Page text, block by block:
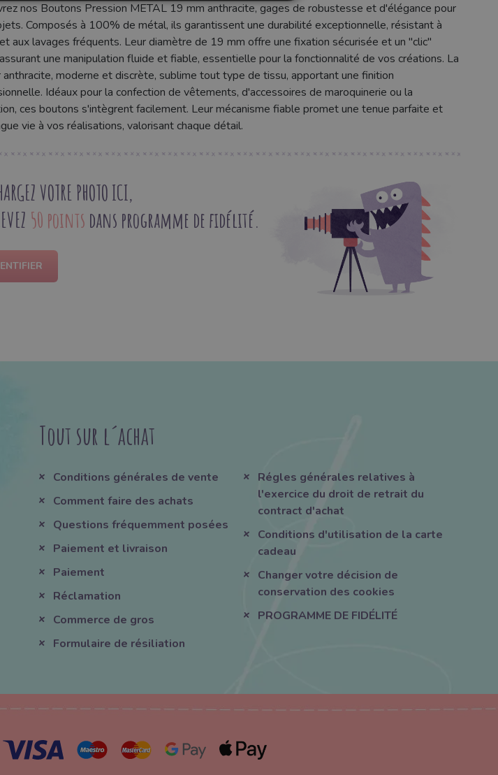
nos Boutons Pression METAL 19 mm anthracite, gages de robustesse et d'élégance pour
Composés à 100% de métal, ils garantissent une durabilité exceptionnelle, résistant à
aux lavages fréquents. Leur diamètre de 19 mm offre une fixation sécurisée et un "clic"
une manipulation fluide et fiable, essentielle pour la fonctionnalité de vos créations. La
anthracite, moderne et discrète, sublime tout type de tissu, apportant une finition
Idéaux pour la confection de vêtements, d'accessoires de maroquinerie ou la
ces boutons s'intègrent facilement. Leur mécanisme fiable promet une tenue parfaite et
vie à vos réalisations, valorisant chaque détail.
VOTRE PHOTO ICI,
50 points dans programme de fidélité.
Tout sur l´achat
Conditions générales de vente
Comment faire des achats
Questions fréquemment posées
Paiement et livraison
Paiement
Réclamation
Commerce de gros
Formulaire de résiliation
Régles générales relatives à
l'exercice du droit de retrait du
contract d'achat
Conditions d'utilisation de la carte
cadeau
Changer votre décision de
conservation des cookies
PROGRAMME DE FIDÉLITÉ